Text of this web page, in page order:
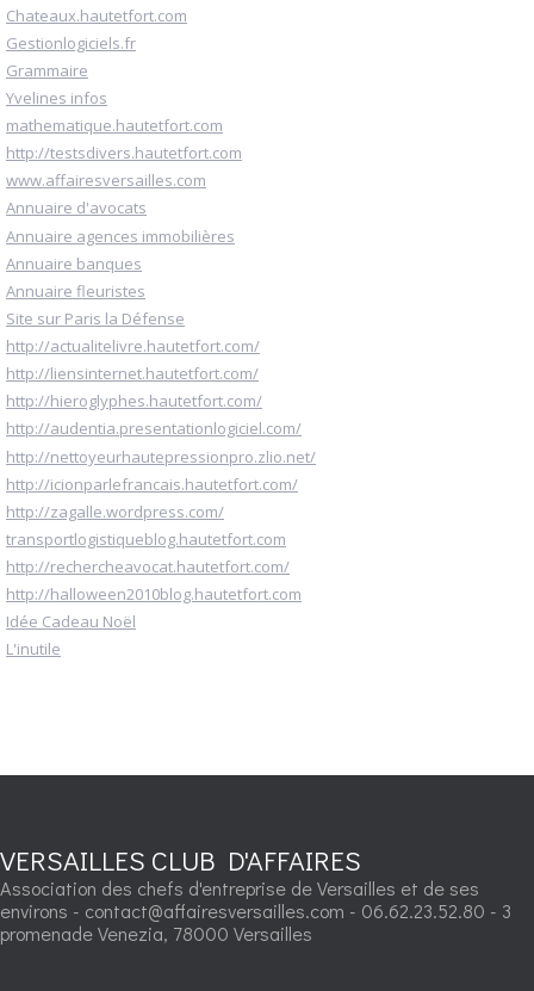
Chateaux.hautetfort.com
Gestionlogiciels.fr
Grammaire
Yvelines infos
mathematique.hautetfort.com
http://testsdivers.hautetfort.com
www.affairesversailles.com
Annuaire d'avocats
Annuaire agences immobilières
Annuaire banques
Annuaire fleuristes
Site sur Paris la Défense
http://actualitelivre.hautetfort.com/
http://liensinternet.hautetfort.com/
http://hieroglyphes.hautetfort.com/
http://audentia.presentationlogiciel.com/
http://nettoyeurhautepressionpro.zlio.net/
http://icionparlefrancais.hautetfort.com/
http://zagalle.wordpress.com/
transportlogistiqueblog.hautetfort.com
http://rechercheavocat.hautetfort.com/
http://halloween2010blog.hautetfort.com
Idée Cadeau Noël
L'inutile
VERSAILLES CLUB D'AFFAIRES
Association des chefs d'entreprise de Versailles et de ses
environs - contact@affairesversailles.com - 06.62.23.52.80 - 3
promenade Venezia, 78000 Versailles